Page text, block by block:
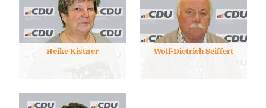
Heike Kistner Wolf-Dietrich Seiffert